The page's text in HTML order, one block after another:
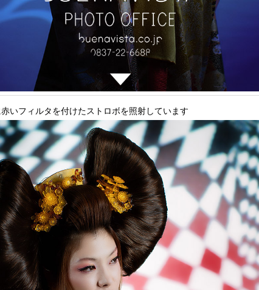
いフィルタを付けたストロボを照射しています